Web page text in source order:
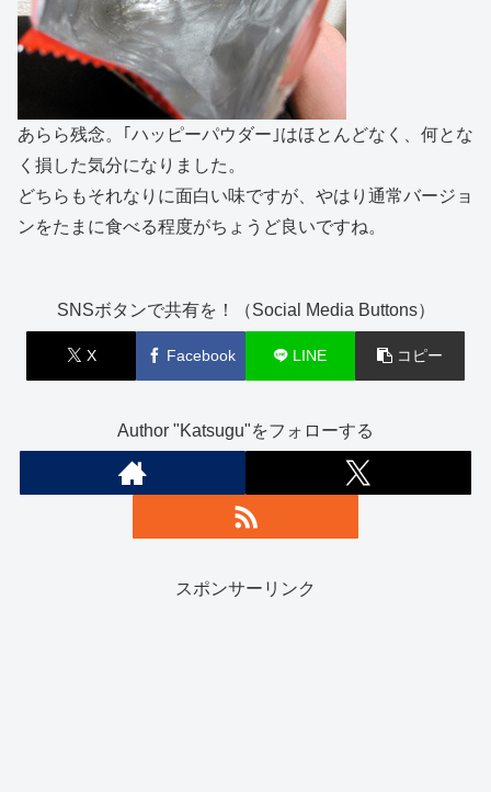
あらら残念。｢ハッピーパウダー｣はほとんどなく、何とな
く損した気分になりました。
どちらもそれなりに面白い味ですが、やはり通常バージョ
ンをたまに食べる程度がちょうど良いですね。
SNSボタンで共有を！（Social Media Buttons）
X Facebook LINE コピー
Author "Katsugu"をフォローする
スポンサーリンク